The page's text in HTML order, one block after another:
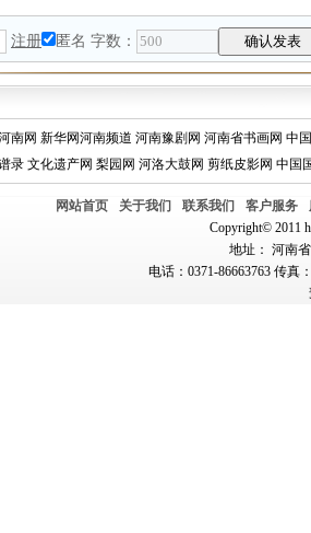
注册 匿名 字数：
南网 新华网河南频道 河南豫剧网 河南省书画网 中
录 文化遗产网 梨园网 河洛大鼓网 剪纸皮影网 中国
网站首页 关于我们 联系我们 客户服务
Copyright© 2011
地址： 河南
电话：0371-86663763 传真